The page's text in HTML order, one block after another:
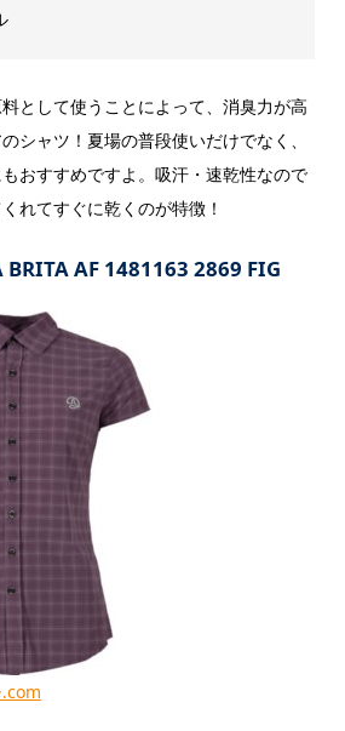
として使うことによって、消臭力が高
シャツ！夏場の普段使いだけでなく、
おすすめですよ。吸汗・速乾性なので
れてすぐに乾くのが特徴！
BRITA AF 1481163 2869 FIG